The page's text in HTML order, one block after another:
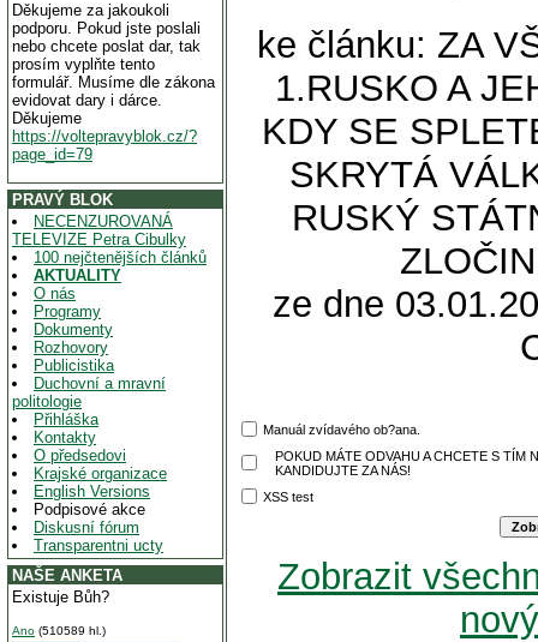
Děkujeme za jakoukoli
podporu. Pokud jste poslali
nebo chcete poslat dar, tak
prosím vyplňte tento
formulář. Musíme dle zákona
evidovat dary i dárce.
Děkujeme
https://voltepravyblok.cz/?
page_id=79
PRAVÝ BLOK
NECENZUROVANÁ
TELEVIZE Petra Cibulky
100 nejčtenějších článků
AKTUALITY
O nás
Programy
Dokumenty
Rozhovory
Publicistika
Duchovní a mravní
politologie
Přihláška
Kontakty
O předsedovi
Krajské organizace
English Versions
Podpisové akce
Diskusní fórum
Transparentni ucty
NAŠE ANKETA
Existuje Bůh?
Ano (510589 hl.)
ke článku: ZA
1.RUSKO A
KDY SE
SKRYTÁ
RUSKÝ
ze dne
Manuál zvídavého ob?ana.
POKUD MÁTE ODVAHU A CHCETE S TÍM
KANDIDUJTE ZA NÁS!
XSS test
Zobrazit